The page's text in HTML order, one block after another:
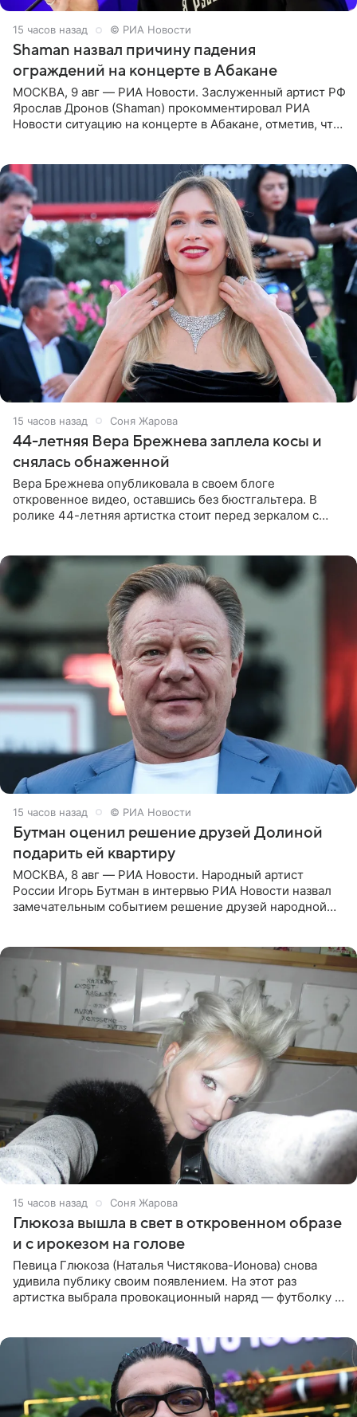
15 часов назад © РИА Новости
Shaman назвал причину падения
ограждений на концерте в Абакане
МОСКВА, 9 авг — РИА Новости. Заслуженный артист РФ
Ярослав Дронов (Shaman) прокомментировал РИА
Новости ситуацию на концерте в Абакане, отметив, что
15 часов назад Соня Жарова
44-летняя Вера Брежнева заплела косы и
снялась обнаженной
Вера Брежнева опубликовала в своем блоге
откровенное видео, оставшись без бюстгальтера. В
ролике 44-летняя артистка стоит перед зеркалом с
15 часов назад © РИА Новости
Бутман оценил решение друзей Долиной
подарить ей квартиру
МОСКВА, 8 авг — РИА Новости. Народный артист
России Игорь Бутман в интервью РИА Новости назвал
замечательным событием решение друзей народной
15 часов назад Соня Жарова
Глюкоза вышла в свет в откровенном образе
и с ирокезом на голове
Певица Глюкоза (Наталья Чистякова-Ионова) снова
удивила публику своим появлением. На этот раз
артистка выбрала провокационный наряд — футболку с